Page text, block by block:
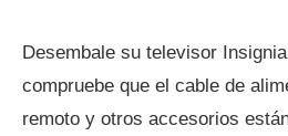
Desembale su televisor
compruebe que el cable de
remoto y otros accesorios